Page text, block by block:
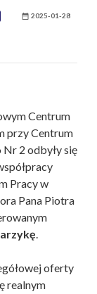
2025-01-28
Centrum
przy Centrum
2 odbyły się
Pracy w
Pana Piotra
.
oferty
realnym